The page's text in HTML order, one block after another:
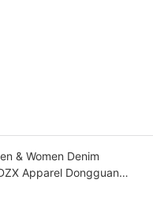
& Women Denim
Apparel Dongguan